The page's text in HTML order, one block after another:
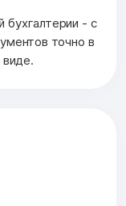
- с
точно в